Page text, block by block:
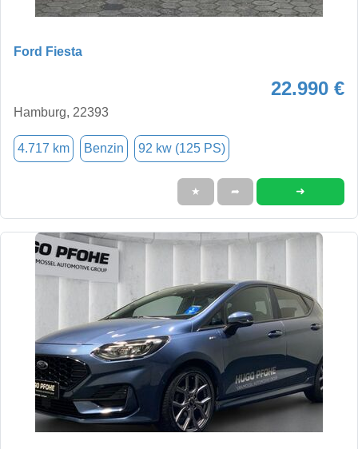
Ford Fiesta
22.990 €
Hamburg, 22393
4.717 km Benzin 92 kw (125 PS)
★ ➦ ➜